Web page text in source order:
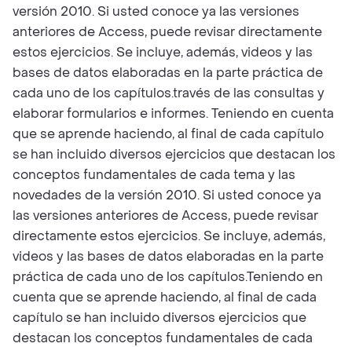
versión 2010. Si usted conoce ya las versiones
anteriores de Access, puede revisar directamente
estos ejercicios. Se incluye, además, videos y las
bases de datos elaboradas en la parte práctica de
cada uno de los capítulos.través de las consultas y
elaborar formularios e informes. Teniendo en cuenta
que se aprende haciendo, al final de cada capítulo
se han incluido diversos ejercicios que destacan los
conceptos fundamentales de cada tema y las
novedades de la versión 2010. Si usted conoce ya
las versiones anteriores de Access, puede revisar
directamente estos ejercicios. Se incluye, además,
videos y las bases de datos elaboradas en la parte
práctica de cada uno de los capítulos.Teniendo en
cuenta que se aprende haciendo, al final de cada
capítulo se han incluido diversos ejercicios que
destacan los conceptos fundamentales de cada